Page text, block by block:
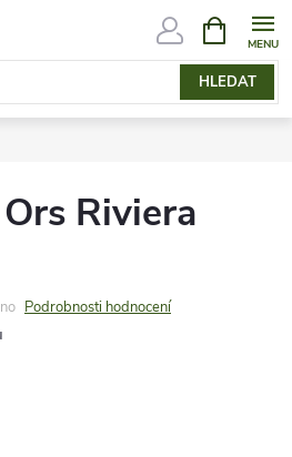
HLEDAT
NÁKUPNÍ
KOŠÍK
Riviera
Podrobnosti hodnocení